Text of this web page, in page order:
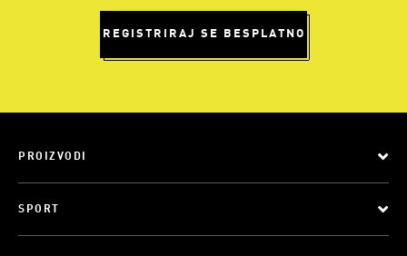
REGISTRIRAJ SE BESPLATNO
PROIZVODI
SPORT